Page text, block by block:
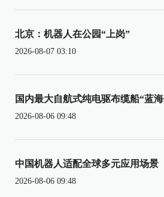
北京：机器人在公园“上岗”
2026-08-07 03:10
国内最大自航式纯电驱布缆船“蓝
2026-08-06 09:48
中国机器人适配全球多元应用场景
2026-08-06 09:48